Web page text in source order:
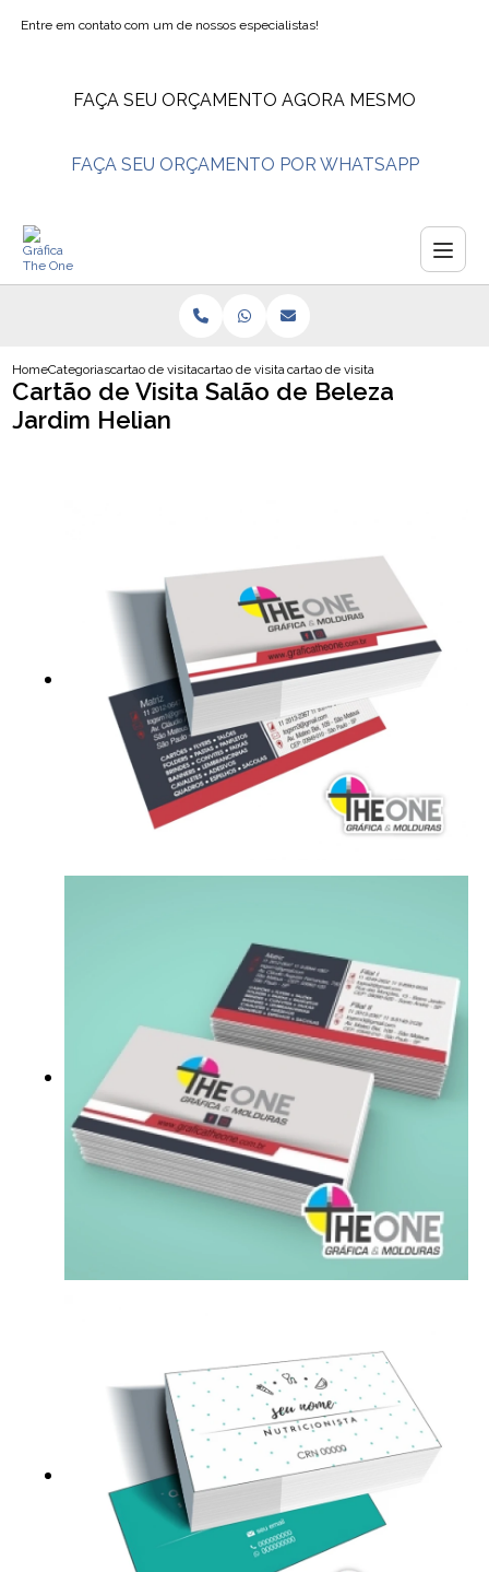
Entre em contato com um de nossos especialistas!
FAÇA SEU ORÇAMENTO AGORA MESMO
FAÇA SEU ORÇAMENTO POR WHATSAPP
HomeCategoriascartao de visitacartao de visita personal trainercartao de visita salao de beleza
Cartão de Visita Salão de Beleza
Jardim Helian